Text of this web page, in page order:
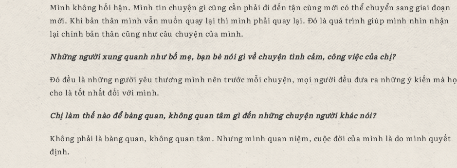
Mình không hối hận. Mình tin chuyện gì cũng cần phải đi đến tận cùng mới có thể chuyển sang giai đoạn
mới. Khi bản thân mình vẫn muốn quay lại thì mình phải quay lại. Đó là quá trình giúp mình nhìn nhận
lại chính bản thân cũng như câu chuyện của mình.
Những người xung quanh như bố mẹ, bạn bè nói gì về chuyện tình cảm, công việc của chị?
Đó đều là những người yêu thương mình nên trước mỗi chuyện, mọi người đều đưa ra những ý kiến mà họ
cho là tốt nhất đối với mình.
Chị làm thế nào để bàng quan, không quan tâm gì đến những chuyện người khác nói?
Không phải là bàng quan, không quan tâm. Nhưng mình quan niệm, cuộc đời của mình là do mình quyết
định.